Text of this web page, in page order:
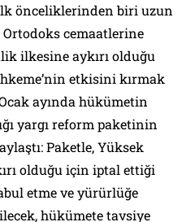
önceliklerinden biri uzun
cemaatlerine
ilkesine aykırı olduğu
etkisini kırmak
ayında hükümetin
yargı reform paketinin
Paketle, Yüksek
olduğu için iptal ettiği
etme ve yürürlüğe
hükümete tavsiye